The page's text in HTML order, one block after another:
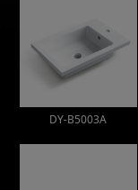
DY-B5003A